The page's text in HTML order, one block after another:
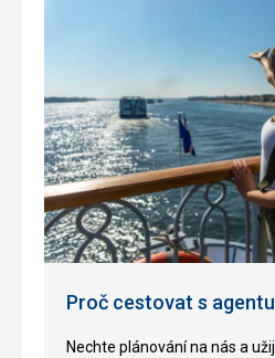
Proč cestovat s
Nechte plánování na nás a